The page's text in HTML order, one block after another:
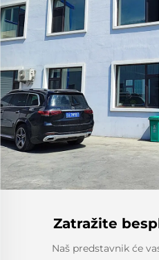
Zatražite
Naš predstavnik će